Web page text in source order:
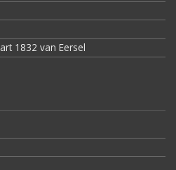
1832 van Eersel